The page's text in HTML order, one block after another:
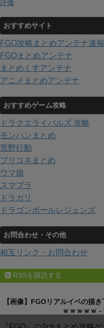
評価
おすすめサイト
FGO攻略まとめアンテナ速報
FGOまとめアンテナ
まとめくすアンテナ
アニメまとめアンテナ
おすすめゲーム攻略
ドラクエライバルズ 攻略
モンハンまとめ
荒野行動
プリコネまとめ
ウマ娘
スマブラ
ドラガリ
ドラゴンボールレジェンズ
お問合わせ・その他
相互リンク・お問合わせ
RSSを購読する
【画像】FGOリアルイベの描
ｗｗｗｗｗ